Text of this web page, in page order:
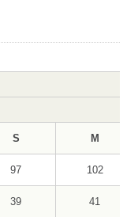
S M
97 102
39 41